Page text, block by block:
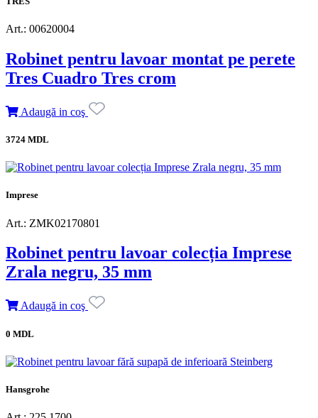
Art.: 00620004
Robinet pentru lavoar montat pe perete
Tres Cuadro Tres crom
Adaugă in coş
3724 MDL
Imprese
Art.: ZMK02170801
Robinet pentru lavoar colecția Imprese
Zrala negru, 35 mm
Adaugă in coş
0 MDL
Hansgrohe